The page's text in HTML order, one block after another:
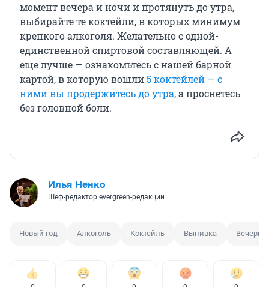
момент вечера и ночи и протянуть до утра,
выбирайте те коктейли, в которых минимум
крепкого алкоголя. Желательно с одной-
единственной спиртовой составляющей. А
еще лучше — ознакомьтесь с нашей барной
картой, в которую вошли5 коктейлей — с
ними вы продержитесь до утра, а проснетесь
без головной боли.
Илья Ненко
Шеф-редактор evergreen-редакции
Новый год Алкоголь Коктейль Выпивка